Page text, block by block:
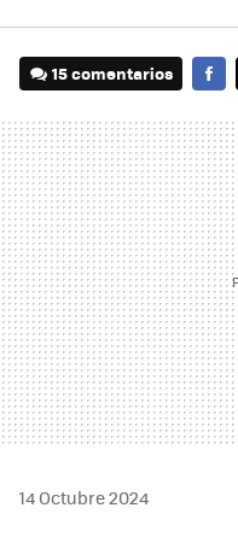
15 comentarios
14 Octubre 2024